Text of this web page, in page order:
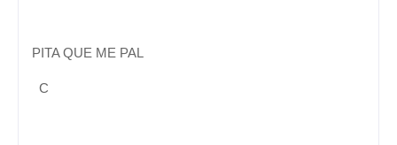
PITA QUE ME PAL
C